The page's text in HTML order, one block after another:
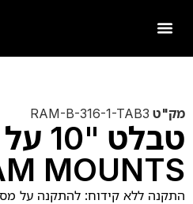
מק"ט RAM-B-316-1-TAB3
MOUNTS
התקנה ללא קידוח: להתקנה על